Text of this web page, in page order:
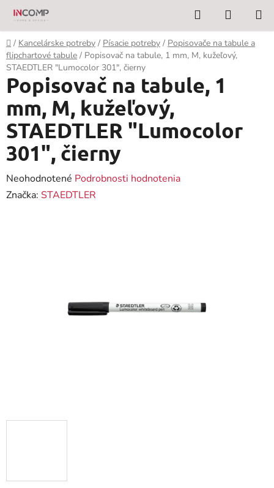
Prejsť
obsah
Hľadať
KOŠÍK
Domov
/ Kancelárske potreby / Písacie potreby / Popisovače na tabule a
flipchartové tabule / Popisovač na tabule, 1 mm, M, kužeľový,
STAEDTLER "Lumocolor 301", čierny
Popisovač na tabule, 1
mm, M, kužeľový,
STAEDTLER "Lumocolor
301", čierny
Priemerné
hodnotenie
Neohodnotené Podrobnosti hodnotenia
Značka: STAEDTLER